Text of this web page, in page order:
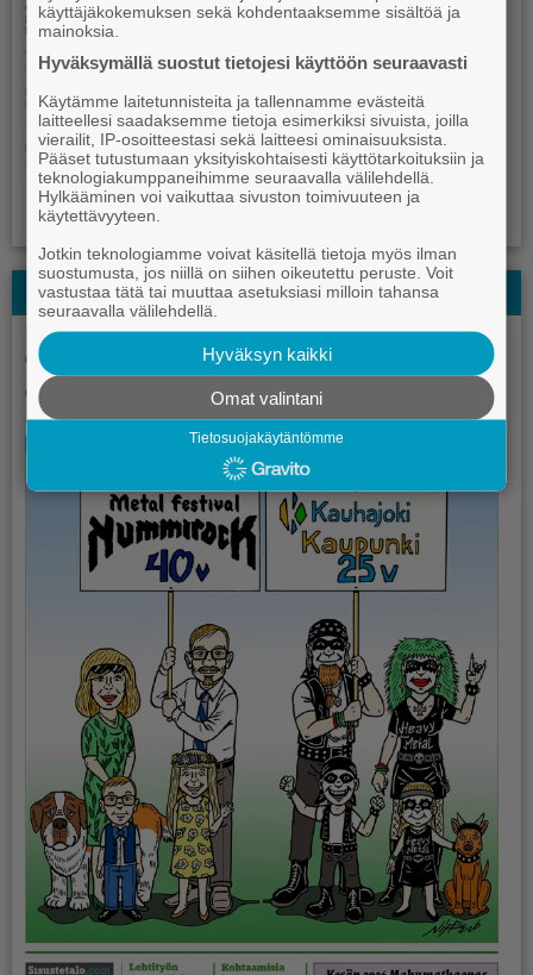
Kauhajoki-lehden Kesälehti
käyttäjäkokemuksen sekä kohdentaaksemme sisältöä ja
mainoksia.
Hyväksymällä suostut tietojesi käyttöön seuraavasti
Käytämme laitetunnisteita ja tallennamme evästeitä
laitteellesi saadaksemme tietoja esimerkiksi sivuista, joilla
vierailit, IP-osoitteestasi sekä laitteesi ominaisuuksista.
Pääset tutustumaan yksityiskohtaisesti käyttötarkoituksiin ja
teknologiakumppaneihimme seuraavalla välilehdellä.
Hylkääminen voi vaikuttaa sivuston toimivuuteen ja
käytettävyyteen.
Jotkin teknologiamme voivat käsitellä tietoja myös ilman
suostumusta, jos niillä on siihen oikeutettu peruste. Voit
vastustaa tätä tai muuttaa asetuksiasi milloin tahansa
seuraavalla välilehdellä.
Hyväksyn kaikki
Omat valintani
Tietosuojakäytäntömme